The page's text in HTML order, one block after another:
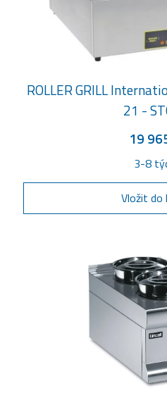
ROLLER GRILL
21 -
19
3-8
Vložit do